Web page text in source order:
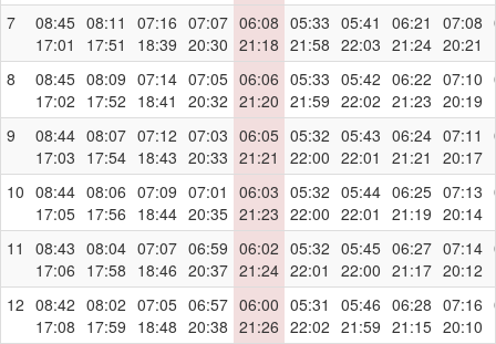
7
08:45
17:01
08:11
17:51
07:16
18:39
07:07
20:30
06:08
21:18
05:33
21:58
05:41
22:03
06:21
21:24
07:08
20:21
8
08:45
17:02
08:09
17:52
07:14
18:41
07:05
20:32
06:06
21:20
05:33
21:59
05:42
22:02
06:22
21:23
07:10
20:19
9
08:44
17:03
08:07
17:54
07:12
18:43
07:03
20:33
06:05
21:21
05:32
22:00
05:43
22:01
06:24
21:21
07:11
20:17
10 08:44
17:05
08:06
17:56
07:09
18:44
07:01
20:35
06:03
21:23
05:32
22:00
05:44
22:01
06:25
21:19
07:13
20:14
11
08:43
17:06
08:04
17:58
07:07
18:46
06:59
20:37
06:02
21:24
05:32
22:01
05:45
22:00
06:27
21:17
07:14
20:12
12 08:42
17:08
08:02
17:59
07:05
18:48
06:57
20:38
06:00
21:26
05:31
22:02
05:46
21:59
06:28
21:15
07:16
20:10